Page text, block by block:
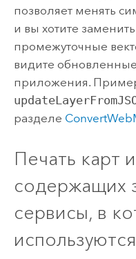
позволяет менять
и вы хотите
промежуточные
видите
приложения.
разделе
Печать карт
содержащих
сервисы, в